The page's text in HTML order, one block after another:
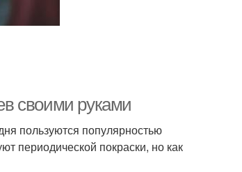
своими руками
пользуются популярностью
периодической покраски, но как